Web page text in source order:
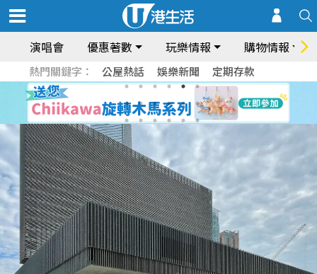
演唱會 優惠著數 玩樂情報 購物情報
熱門關鍵字： 公屋熱話 娛樂新聞 定期存款